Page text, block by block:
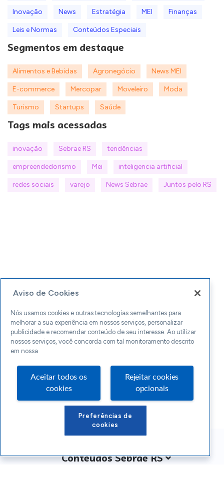
Inovação News Estratégia MEI Finanças
Leis e Normas Conteúdos Especiais
Segmentos em destaque
Alimentos e Bebidas Agronegócio News MEI
E-commerce Mercopar Moveleiro Moda
Turismo Startups Saúde
Tags mais acessadas
inovação Sebrae RS tendências
empreendedorismo Mei inteligencia artificial
redes sociais varejo News Sebrae Juntos pelo RS
Conteúdos Sebrae RS
Aviso de Cookies
Nós usamos cookies e outras tecnologias semelhantes para
melhorar a sua experiência em nossos serviços, personalizar
publicidade e recomendar conteúdo de seu interesse. Ao utilizar
nossos serviços, você concorda com tal monitoramento descrito
em nossa
Aceitar todos os
cookies
Rejeitar cookies
opcionais
Preferências de
cookies